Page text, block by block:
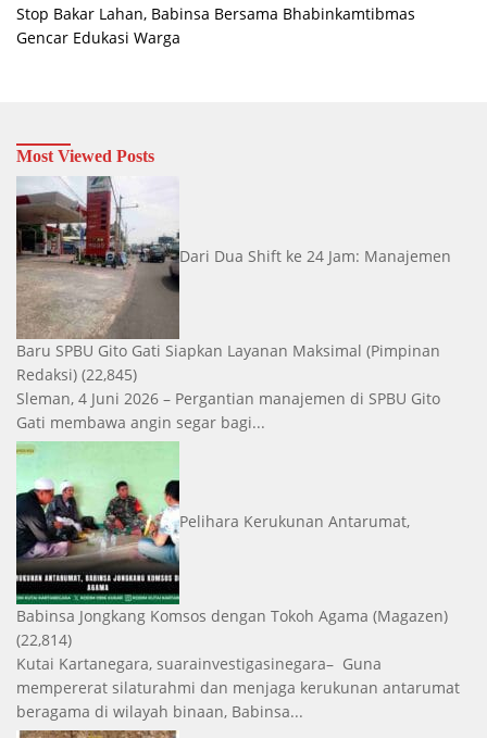
Stop Bakar Lahan, Babinsa Bersama Bhabinkamtibmas
Gencar Edukasi Warga
Most Viewed Posts
Dari Dua Shift ke 24 Jam: Manajemen
Baru SPBU Gito Gati Siapkan Layanan Maksimal (Pimpinan
Redaksi) (22,845)
Sleman, 4 Juni 2026 – Pergantian manajemen di SPBU Gito
Gati membawa angin segar bagi...
Pelihara Kerukunan Antarumat,
Babinsa Jongkang Komsos dengan Tokoh Agama (Magazen)
(22,814)
Kutai Kartanegara, suarainvestigasinegara– Guna
mempererat silaturahmi dan menjaga kerukunan antarumat
beragama di wilayah binaan, Babinsa...